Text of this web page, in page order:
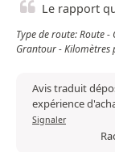
Le rapport
Type de route: Route
Grantour - Kilomètres
Avis traduit
expérience
Signaler